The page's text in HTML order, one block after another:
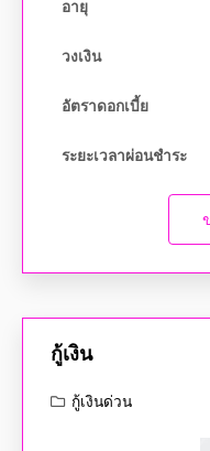
อัตราดอกเบี้ย
ระยะเวลาผ่อนชำระ
กู้เงินด่วน